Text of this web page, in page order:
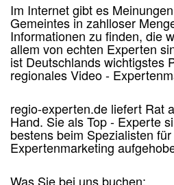
Im Internet gibt es
Gemeintes in zahlloser
Informationen zu finden, die
allem von echten Experten
ist Deutschlands wichtigstes
regionales Video -
regio-experten.de liefert Rat
Hand. Sie als Top - Experte
bestens beim Spezialisten
Expertenmarketing
Was Sie bei uns buchen: